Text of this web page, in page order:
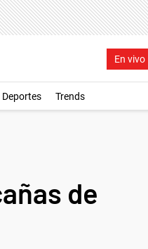
En vivo
Deportes Trends
de